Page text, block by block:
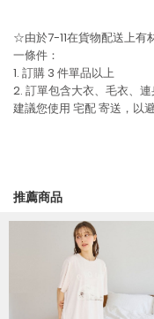
☆由於7-11在貨物配送上有
一條件：
1. 訂購 3 件單品以上
2. 訂單包含大衣、毛衣、
建議您使用 宅配寄送，以
推薦商品